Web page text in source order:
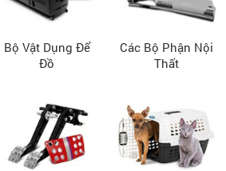
Bộ Vật Dụng Để
Đồ
Các Bộ Phận Nội
Thất